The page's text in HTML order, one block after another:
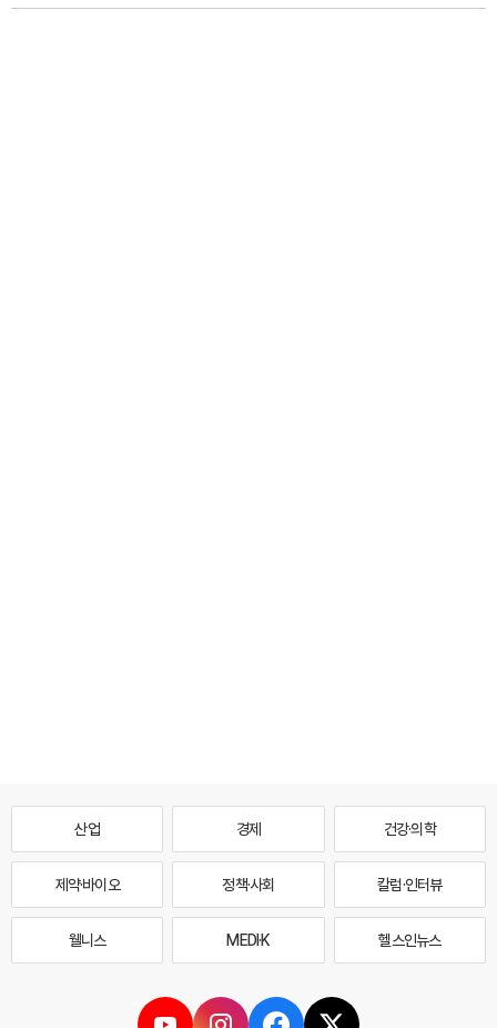
산업 경제 건강·의학
제약·바이오 정책·사회 칼럼·인터뷰
웰니스 MEDI·K 헬스인뉴스